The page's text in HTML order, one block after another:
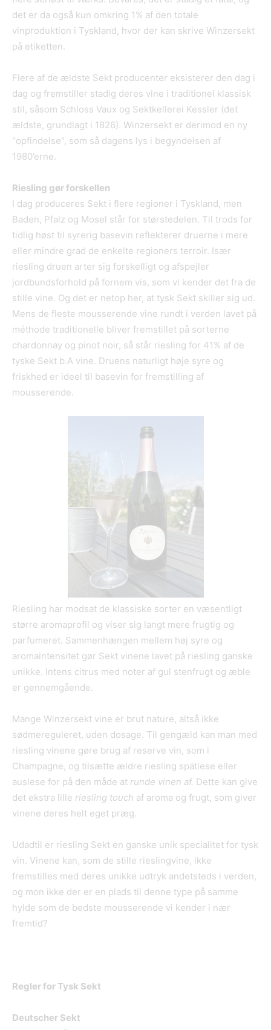
det er da også kun omkring 1% af den totale
vinproduktion i Tyskland, hvor der kan skrive Winzersekt
på etiketten.
Flere af de ældste Sekt producenter eksisterer den dag i
dag og fremstiller stadig deres vine i traditionel klassisk
stil, såsom Schloss Vaux og Sektkellerei Kessler (det
ældste, grundlagt i 1826). Winzersekt er derimod en ny
“opfindelse”, som så dagens lys i begyndelsen af
1980’erne.
Riesling gør forskellen
I dag produceres Sekt i flere regioner i Tyskland, men
Baden, Pfalz og Mosel står for størstedelen. Til trods for
tidlig høst til syrerig basevin reflekterer druerne i mere
eller mindre grad de enkelte regioners terroir. Især
riesling druen arter sig forskelligt og afspejler
jordbundsforhold på fornem vis, som vi kender det fra de
stille vine. Og det er netop her, at tysk Sekt skiller sig ud.
Mens de fleste mousserende vine rundt i verden lavet på
méthode traditionelle bliver fremstillet på sorterne
chardonnay og pinot noir, så står riesling for 41% af de
tyske Sekt b.A vine. Druens naturligt høje syre og
friskhed er ideel til basevin for fremstilling af
mousserende.
Riesling har modsat de klassiske sorter en væsentligt
større aromaprofil og viser sig langt mere frugtig og
parfumeret. Sammenhængen mellem høj syre og
aromaintensitet gør Sekt vinene lavet på riesling ganske
unikke. Intens citrus med noter af gul stenfrugt og æble
er gennemgående.
Mange Winzersekt vine er brut nature, altså ikke
sødmereguleret, uden dosage. Til gengæld kan man med
riesling vinene gøre brug af reserve vin, som i
Champagne, og tilsætte ældre riesling spätlese eller
auslese for på den måde at runde vinen af. Dette kan give
det ekstra lille riesling touch af aroma og frugt, som giver
vinene deres helt eget præg.
Udadtil er riesling Sekt en ganske unik specialitet for tysk
vin. Vinene kan, som de stille rieslingvine, ikke
fremstilles med deres unikke udtryk andetsteds i verden,
og mon ikke der er en plads til denne type på samme
hylde som de bedste mousserende vi kender i nær
fremtid?
Regler for Tysk Sekt
Deutscher Sekt